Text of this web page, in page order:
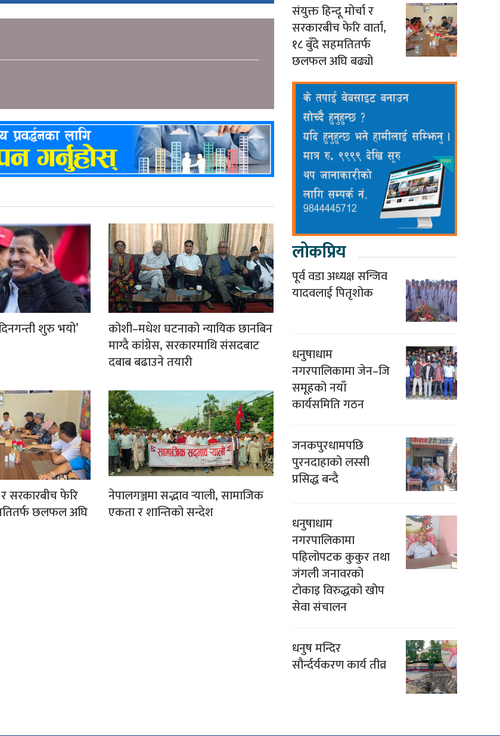
शुरु भयो’
कोशी–मधेश घटनाको न्यायिक छानबिन
माग्दै कांग्रेस, सरकारमाथि संसदबाट
दबाब बढाउने तयारी
र सरकारबीच फेरि
छलफल अघि
नेपालगञ्जमा सद्भाव र्‍याली, सामाजिक
एकता र शान्तिको सन्देश
संयुक्त हिन्दू मोर्चा र
सरकारबीच फेरि वार्ता,
१८ बुँदे सहमतितर्फ
छलफल अघि बढ्यो
लोकप्रिय
पूर्व वडा अध्यक्ष सन्जिव
यादवलाई पितृशोक
धनुषाधाम
नगरपालिकामा जेन–जि
समूहको नयाँ
कार्यसमिति गठन
जनकपुरधामपछि
पुरनदाहाको लस्सी
प्रसिद्ध बन्दै
धनुषाधाम
नगरपालिकामा
पहिलोपटक कुकुर तथा
जंगली जनावरको
टोकाइ विरुद्धको खोप
सेवा संचालन
धनुष मन्दिर
सौर्न्दर्यकरण कार्य तीव्र